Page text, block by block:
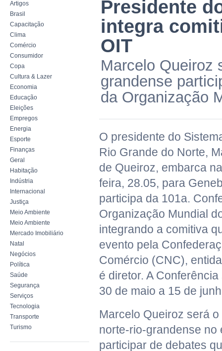
Artigos
Brasil
Capacitação
Clima
Comércio
Consumidor
Copa
Cultura & Lazer
Economia
Educação
Eleições
Empregos
Energia
Esporte
Finanças
Geral
Habitação
Indústria
Internacional
Justiça
Meio Ambiente
Meio Ambiente
Mercado Imobiliário
Natal
Negócios
Política
Saúde
Segurança
Serviços
Tecnologia
Transporte
Turismo
Presidente
integra
OIT
Marcelo Queiroz
grandense
da Organização
O presidente do
Rio Grande do Norte,
de Queiroz, embarca
feira, 28.05, para
participa da 101a.
Organização Mundial
integrando a comitiva
evento pela
Comércio (CNC),
é diretor. A
30 de maio a 15 de
Marcelo Queiroz será
norte-rio-grandense no
participar de debates